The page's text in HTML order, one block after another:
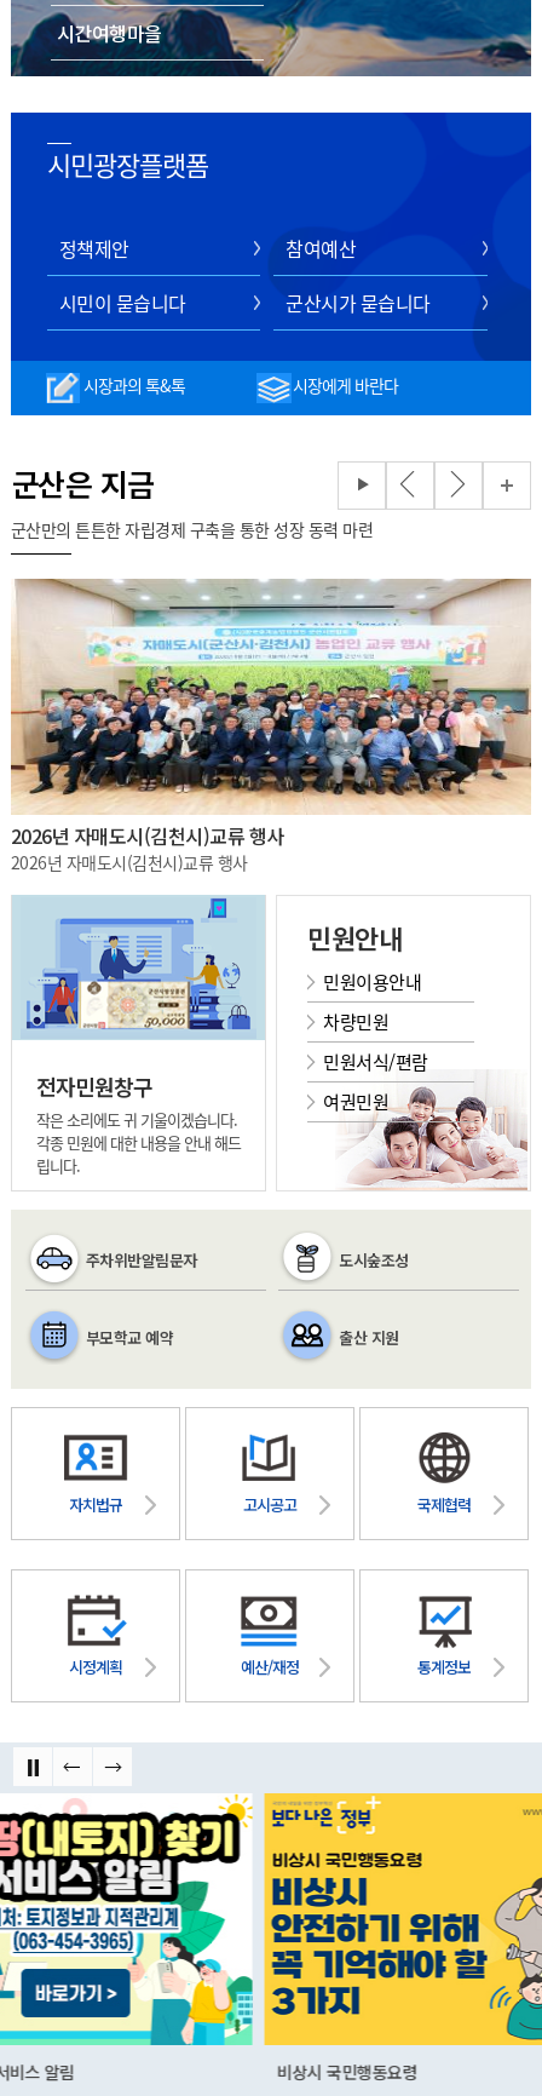
시간여행마을
스마트 관광 전자지도
시민광장플랫폼
정책제안
참여예산
시민이 묻습니다
군산시가 묻습니다
시장과의 톡&톡 시장에게 바란다
군산은 지금
군산만의 튼튼한 자립경제 구축을 통한 성장 동력 마련
2026년 자매도시(김천시)교류 행사
2026년 자매도시(김천시)교류 행사
전자민원창구
작은 소리에도 귀 기울이겠습니다.
각종 민원에 대한 내용을 안내 해드
립니다.
민원안내
민원이용안내
차량민원
민원서식/편람
여권민원
주차위반알림문자
부모학교 예약
도시숲조성
출산 지원
자치법규 고시공고 국제협력
시정계획 예산/재정 통계정보
비상시 국민행동요령
군산먹거리통합지원센